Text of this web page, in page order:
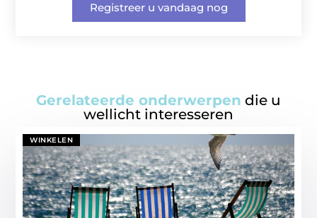
Registreer u vandaag nog
Gerelateerde onderwerpen die u
wellicht interesseren
WINKELEN